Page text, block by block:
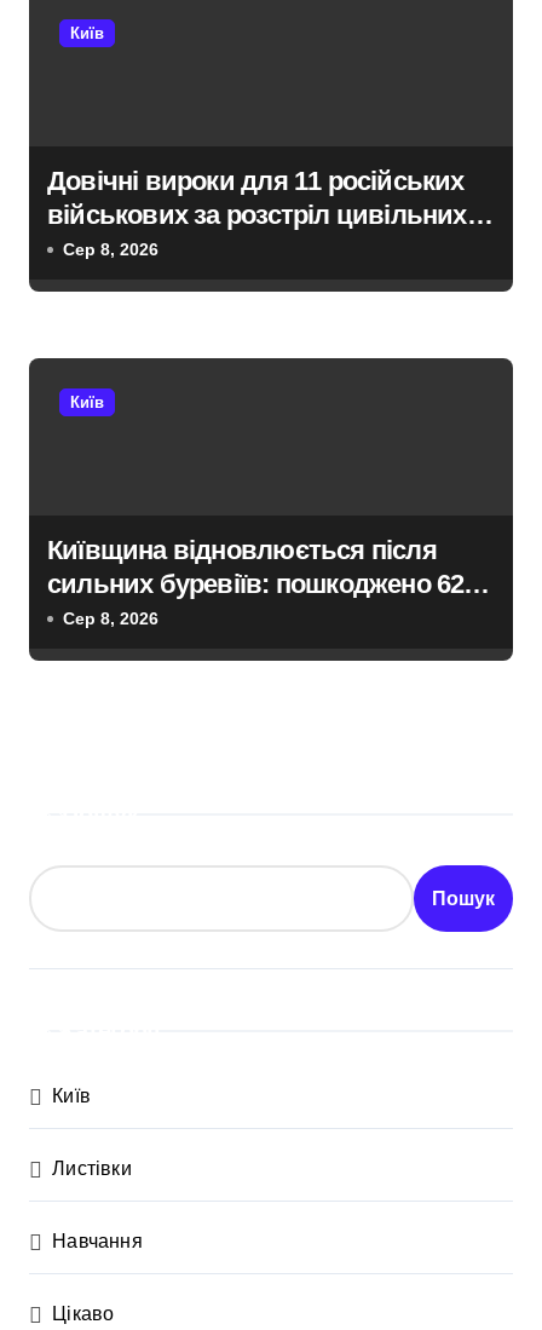
Київ
Довічні вироки для 11 російських
військових за розстріл цивільних
на Київщині
Сер 8, 2026
Київ
Київщина відновлюється після
сильних буревіїв: пошкоджено 62
будинки, понад 18 тисяч родин
Сер 8, 2026
Пошук
Київ
Листівки
Навчання
Цікаво